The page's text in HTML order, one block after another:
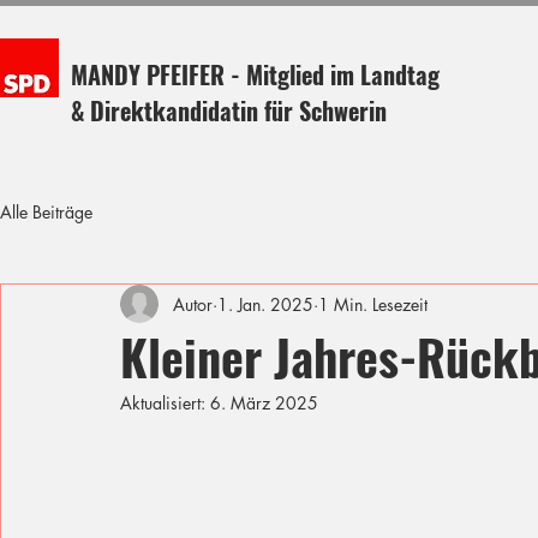
MANDY PFEIFER - Mitglied im Landtag
& Direktkandidatin für Schwerin
Alle Beiträge
Kleiner Jahres-
Autor 1. Jan. 2025 1 Min. Lesezeit
Aktualisiert: 6. März 2025